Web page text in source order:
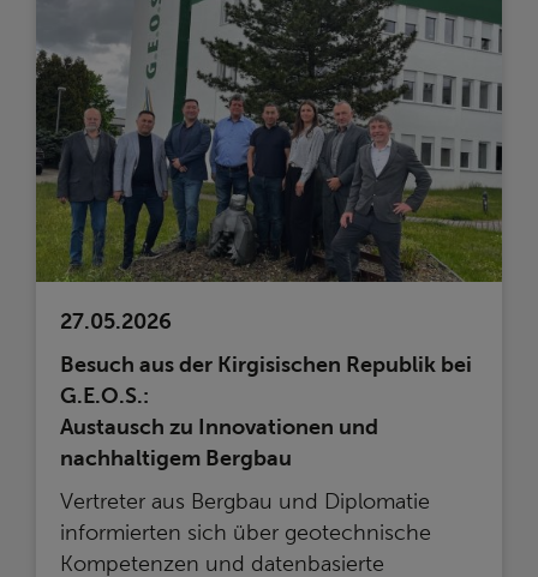
27.05.2026
Besuch aus der Kirgisischen Republik bei
G.E.O.S.:
Austausch zu Innovationen und
nachhaltigem Bergbau
Vertreter aus Bergbau und Diplomatie
informierten sich über geotechnische
Kompetenzen und datenbasierte